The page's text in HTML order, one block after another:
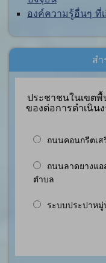
องค์ความรู้อื่นๆ ที่
ส
ประชาชนในเขต
ของต่อการดำเนิน
ถนนคอนกรีตเส
ถนนลาดยางแ
ตำบล
ระบบประปาห